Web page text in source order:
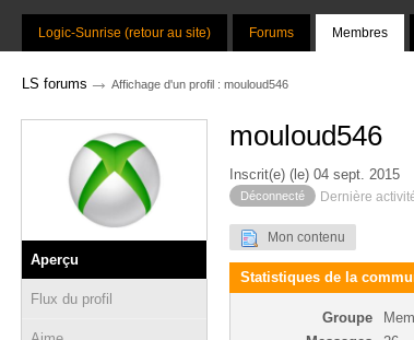
Logic-Sunrise (retour au site) Forums Membres
LS forums → Affichage d'un profil : mouloud546
Aperçu
Flux du profil
mouloud546
Inscrit(e) (le) 04 sept. 2015
Déconnecté Dernière
Mon contenu
Statistiques de la
Groupe